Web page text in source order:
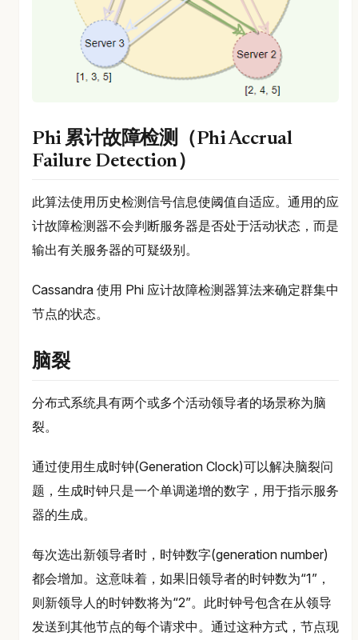
Phi 累计故障检测（Phi Accrual
Failure Detection）
此算法使用历史检测信号信息使阈值自适应。通用的应
计故障检测器不会判断服务器是否处于活动状态，而是
输出有关服务器的可疑级别。
Cassandra 使用 Phi 应计故障检测器算法来确定群集中
节点的状态。
脑裂
分布式系统具有两个或多个活动领导者的场景称为脑
裂。
通过使用生成时钟(Generation Clock)可以解决脑裂问
题，生成时钟只是一个单调递增的数字，用于指示服务
器的生成。
每次选出新领导者时，时钟数字(generation number)
都会增加。这意味着，如果旧领导者的时钟数为“1”，
则新领导人的时钟数将为“2”。此时钟号包含在从领导
发送到其他节点的每个请求中。通过这种方式，节点现